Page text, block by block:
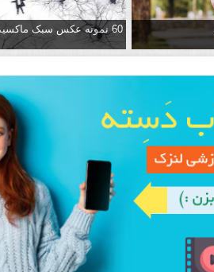
60 نمونه عکس سبک ماکسیمالیسم